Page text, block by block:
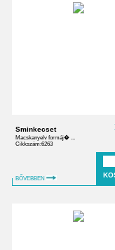
Sminkecset
Macskanyelv formáj� ...
Cikkszám:6263
BŐVEBBEN